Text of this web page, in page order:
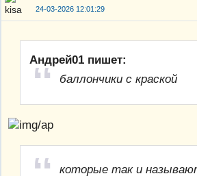
24-03-2026 12:01:29
Андрей01 пишет:
баллончики с краской
которые так и